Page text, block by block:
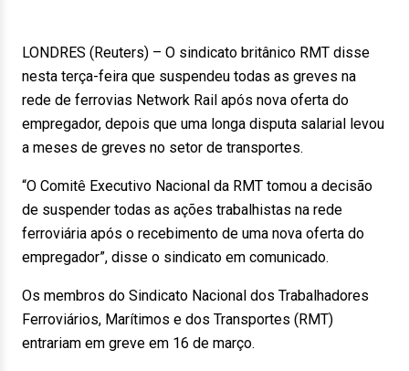
LONDRES (Reuters) – O sindicato britânico RMT disse
nesta terça-feira que suspendeu todas as greves na
rede de ferrovias Network Rail após nova oferta do
empregador, depois que uma longa disputa salarial levou
a meses de greves no setor de transportes.
“O Comitê Executivo Nacional da RMT tomou a decisão
de suspender todas as ações trabalhistas na rede
ferroviária após o recebimento de uma nova oferta do
empregador”, disse o sindicato em comunicado.
Os membros do Sindicato Nacional dos Trabalhadores
Ferroviários, Marítimos e dos Transportes (RMT)
entrariam em greve em 16 de março.